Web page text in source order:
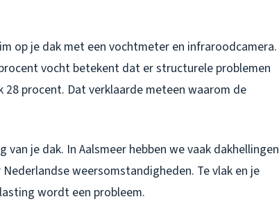
op je dak met een vochtmeter en infraroodcamera.
vocht betekent dat er structurele problemen
procent. Dat verklaarde meteen waarom de
je dak. In Aalsmeer hebben we vaak dakhellingen
weersomstandigheden. Te vlak en je
wordt een probleem.